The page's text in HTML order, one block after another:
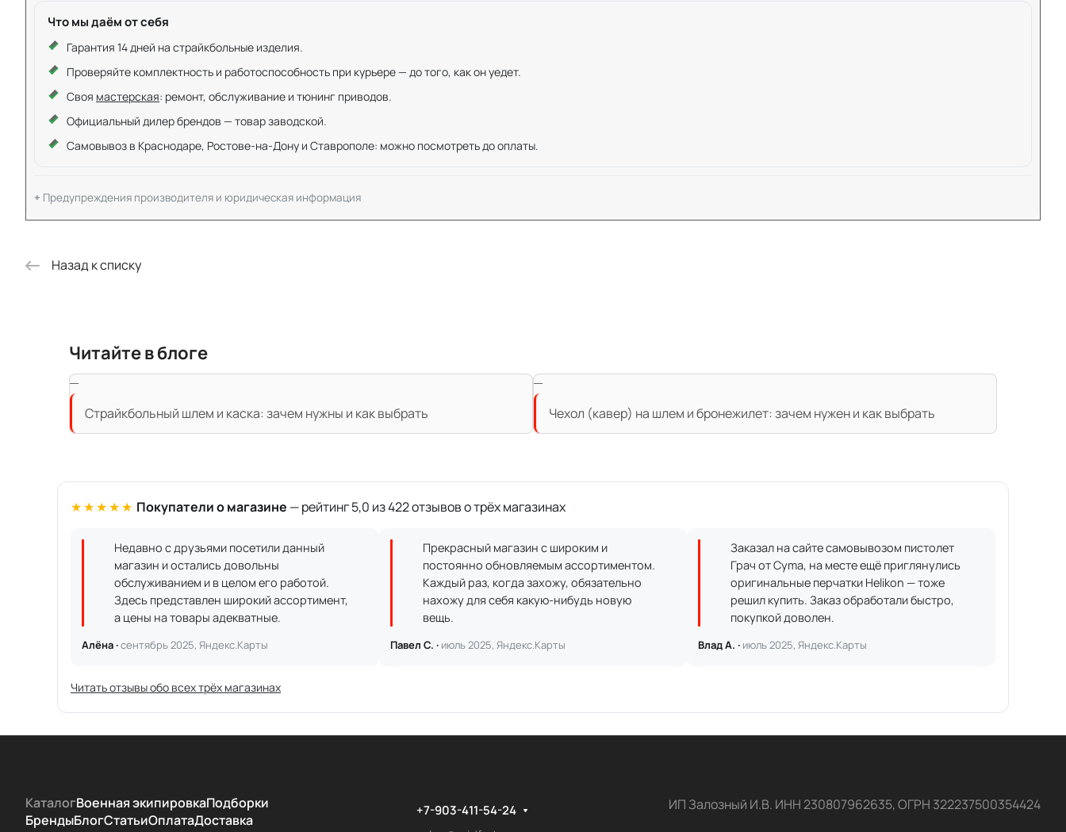
Что мы даём от себя
Гарантия 14 дней на страйкбольные изделия.
Проверяйте комплектность и работоспособность при курьере — до того, как он уедет.
Своя мастерская: ремонт, обслуживание и тюнинг приводов.
Официальный дилер брендов — товар заводской.
Самовывоз в Краснодаре, Ростове-на-Дону и Ставрополе: можно посмотреть до оплаты.
Предупреждения производителя и юридическая информация
Назад к списку
Читайте в блоге
Страйкбольный шлем и каска: зачем нужны и как выбрать Чехол (кавер) на шлем и бронежилет: зачем нужен и как выбрать
★★★★★ Покупатели о магазине — рейтинг 5,0 из 422 отзывов о трёх магазинах
Недавно с друзьями посетили данный
магазин и остались довольны
обслуживанием и в целом его работой.
Здесь представлен широкий ассортимент,
а цены на товары адекватные.
Алёна ·сентябрь 2025, Яндекс.Карты
Прекрасный магазин с широким и
постоянно обновляемым ассортиментом.
Каждый раз, когда захожу, обязательно
нахожу для себя какую-нибудь новую
вещь.
Павел С. · июль 2025, Яндекс.Карты
Заказал на сайте самовывозом пистолет
Грач от Cyma, на месте ещё приглянулись
оригинальные перчатки Helikon — тоже
решил купить. Заказ обработали быстро,
покупкой доволен.
Влад А. · июль 2025, Яндекс.Карты
Читать отзывы обо всех трёх магазинах
КаталогВоенная экипировкаПодборки
БрендыБлогСтатьиОплатаДоставка
+7-903-411-54-24
ИП Залозный И.В. ИНН 230807962635, ОГРН 322237500354424